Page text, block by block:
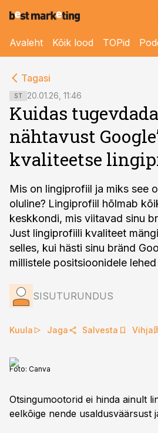
Avaleht Kõik lood TOPid
Tagasi
ST 20.01.26, 11:46
Kuidas
nähtavust
kvaliteetse
Mis on lingiprofiil ja miks see
oluline? Lingiprofiil hõlmab
keskkondi, mis viitavad sinu
Just lingiprofiili kvaliteet
selles, kui hästi sinu bränd
millistele positsioonidele
SISUTURUNDUS
Kuula Jaga Salvesta Vihja
Foto: Canva
Otsingumootorid ei hinda ainult
eelkõige nende usaldusväärsust